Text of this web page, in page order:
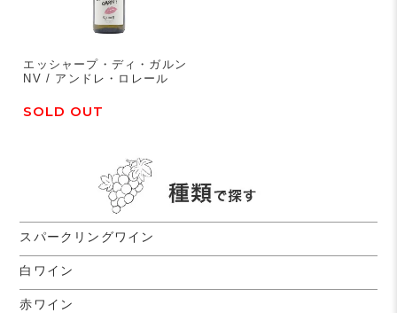
エッシャープ・ディ・ガルン
NV / アンドレ・ロレール
SOLD OUT
スパークリングワイン
白ワイン
赤ワイン